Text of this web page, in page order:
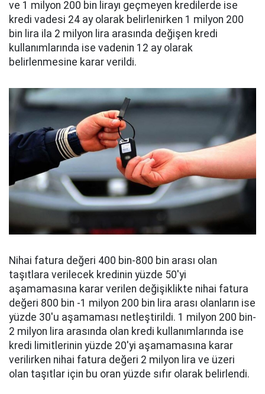
ve 1 milyon 200 bin lirayı geçmeyen kredilerde ise
kredi vadesi 24 ay olarak belirlenirken 1 milyon 200
bin lira ila 2 milyon lira arasında değişen kredi
kullanımlarında ise vadenin 12 ay olarak
belirlenmesine karar verildi.
Nihai fatura değeri 400 bin-800 bin arası olan
taşıtlara verilecek kredinin yüzde 50'yi
aşamamasına karar verilen değişiklikte nihai fatura
değeri 800 bin -1 milyon 200 bin lira arası olanların ise
yüzde 30'u aşamaması netleştirildi. 1 milyon 200 bin-
2 milyon lira arasında olan kredi kullanımlarında ise
kredi limitlerinin yüzde 20'yi aşamamasına karar
verilirken nihai fatura değeri 2 milyon lira ve üzeri
olan taşıtlar için bu oran yüzde sıfır olarak belirlendi.